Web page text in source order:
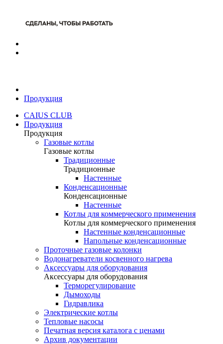
Продукция
CAIUS CLUB
Продукция
Продукция
Газовые котлы
Газовые котлы
Традиционные
Традиционные
Настенные
Конденсационные
Конденсационные
Настенные
Котлы для коммерческого применения
Котлы для коммерческого применения
Настенные конденсационные
Напольные конденсационные
Проточные газовые колонки
Водонагреватели косвенного нагрева
Аксессуары для оборудования
Аксессуары для оборудования
Терморегулирование
Дымоходы
Гидравлика
Электрические котлы
Тепловые насосы
Печатная версия каталога с ценами
Архив документации